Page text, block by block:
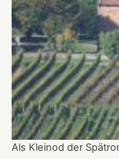
Als Kleinod der